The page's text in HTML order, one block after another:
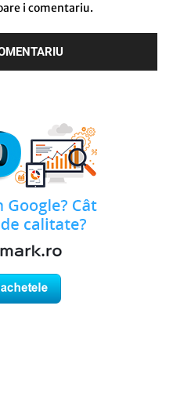
i comentariu.